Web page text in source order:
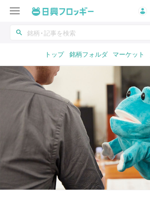
トップ 銘柄フォルダ マーケット
search